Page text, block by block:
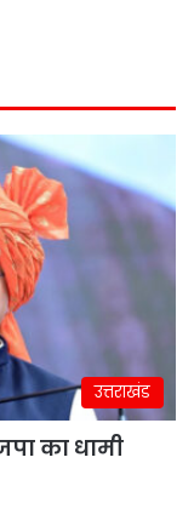
उत्तराखंड
का धामी